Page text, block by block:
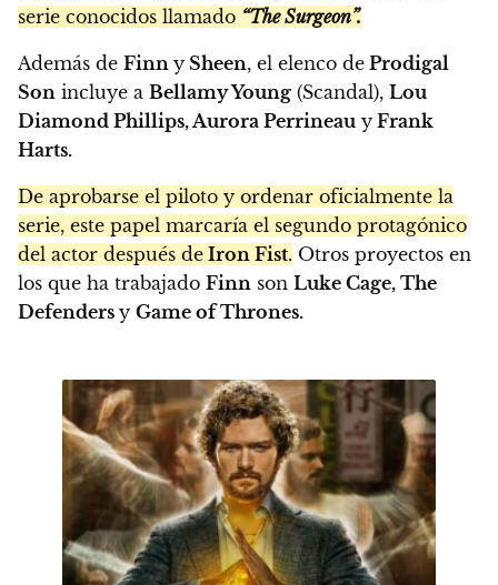
serie conocidos llamado “The Surgeon”.
Además de Finn y Sheen, el elenco de Prodigal
Son incluye a Bellamy Young (Scandal), Lou
Diamond Phillips, Aurora Perrineau y Frank
Harts.
De aprobarse el piloto y ordenar oficialmente la
serie, este papel marcaría el segundo protagónico
del actor después de Iron Fist. Otros proyectos en
los que ha trabajado Finn son Luke Cage, The
Defenders y Game of Thrones.